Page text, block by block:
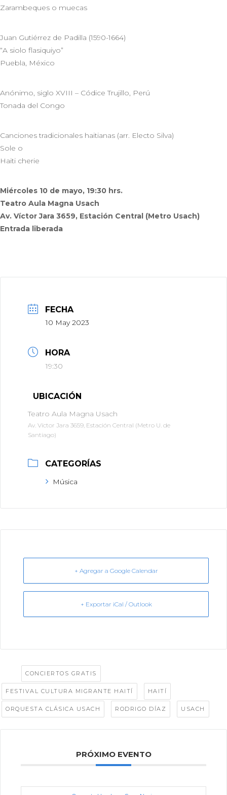
Zarambeques o muecas
Juan Gutiérrez de Padilla (1590-1664)
“A siolo flasiquiyo”
Puebla, México
Anónimo, siglo XVIII – Códice Trujillo, Perú
Tonada del Congo
Canciones tradicionales haitianas (arr. Electo Silva)
Sole o
Haiti cherie
Miércoles 10 de mayo, 19:30 hrs.
Teatro Aula Magna Usach
Av. Víctor Jara 3659, Estación Central (Metro Usach)
Entrada liberada
FECHA
10 May 2023
HORA
19:30
UBICACIÓN
Teatro Aula Magna Usach
Av. Víctor Jara 3659, Estación Central (Metro U. de
Santiago)
CATEGORÍAS
Música
+ Agregar a Google Calendar
+ Exportar iCal / Outlook
CONCIERTOS GRATIS
FESTIVAL CULTURA MIGRANTE HAITÍ HAITÍ
ORQUESTA CLÁSICA USACH RODRIGO DÍAZ USACH
PRÓXIMO EVENTO